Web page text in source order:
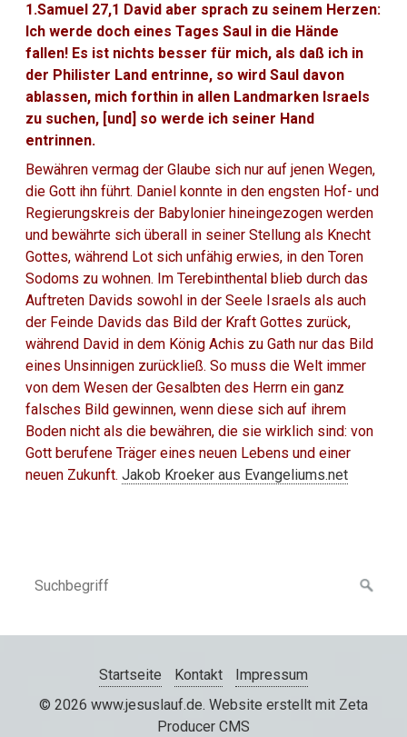
1.Samuel 27,1 David aber sprach zu seinem Herzen:
Ich werde doch eines Tages Saul in die Hände
fallen! Es ist nichts besser für mich, als daß ich in
der Philister Land entrinne, so wird Saul davon
ablassen, mich forthin in allen Landmarken Israels
zu suchen, [und] so werde ich seiner Hand
entrinnen.
Bewähren vermag der Glaube sich nur auf jenen Wegen,
die Gott ihn führt. Daniel konnte in den engsten Hof- und
Regierungskreis der Babylonier hineingezogen werden
und bewährte sich überall in seiner Stellung als Knecht
Gottes, während Lot sich unfähig erwies, in den Toren
Sodoms zu wohnen. Im Terebinthental blieb durch das
Auftreten Davids sowohl in der Seele Israels als auch
der Feinde Davids das Bild der Kraft Gottes zurück,
während David in dem König Achis zu Gath nur das Bild
eines Unsinnigen zurückließ. So muss die Welt immer
von dem Wesen der Gesalbten des Herrn ein ganz
falsches Bild gewinnen, wenn diese sich auf ihrem
Boden nicht als die bewähren, die sie wirklich sind: von
Gott berufene Träger eines neuen Lebens und einer
neuen Zukunft.Jakob Kroeker aus Evangeliums.net
Startseite Kontakt
Impressum
© 2026 www.jesuslauf.de. Website erstellt mit Zeta
Producer CMS